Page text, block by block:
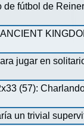
de fútbol de
jugar en
(57):
un trivial